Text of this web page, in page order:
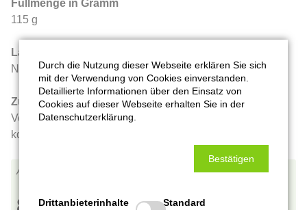
Füllmenge in Gramm
115 g
Lagerung/Qualitätshinweis
Nach dem Öffnen kühl lagern und zeitnah verbrauchen.
Zusatzinfos
Vom ganzen Korn. Kann zu natürlichen Verfärbungen
kommen.
Durch die Nutzung dieser Webseite erklären Sie sich
mit der Verwendung von Cookies einverstanden.
Detaillierte Informationen über den Einsatz von
Cookies auf dieser Webseite erhalten Sie in der
Datenschutzerklärung.
Bestätigen
Drittanbieterinhalte
Standard